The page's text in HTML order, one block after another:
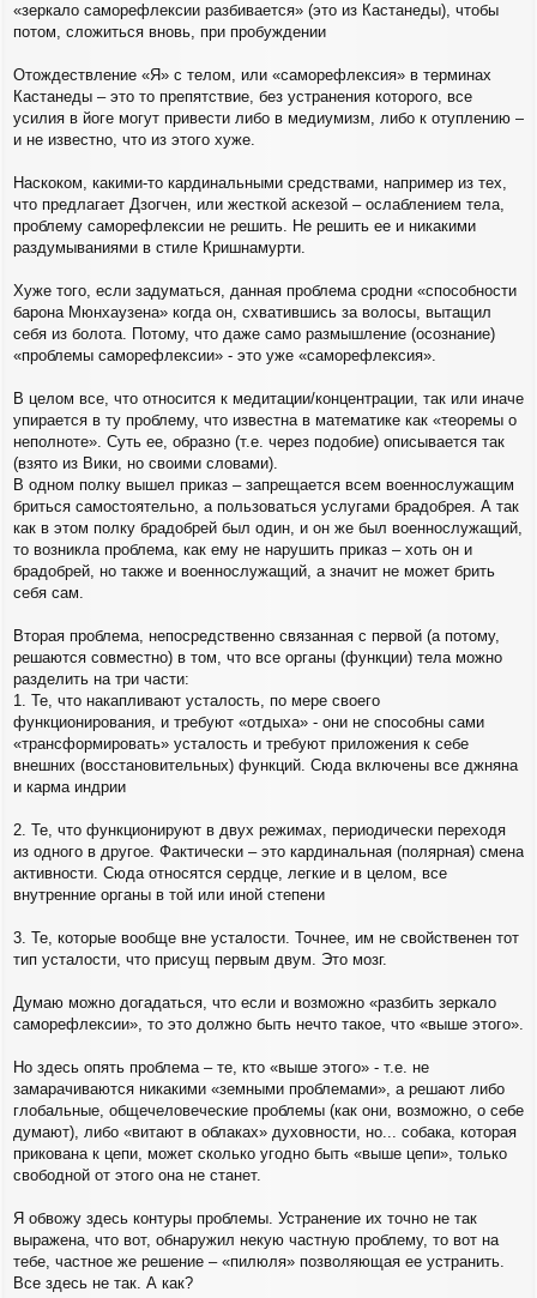
«зеркало саморефлексии разбивается» (это из Кастанеды), чтобы
потом, сложиться вновь, при пробуждении
Отождествление «Я» с телом, или «саморефлексия» в терминах
Кастанеды – это то препятствие, без устранения которого, все
усилия в йоге могут привести либо в медиумизм, либо к отуплению –
и не известно, что из этого хуже.
Наскоком, какими-то кардинальными средствами, например из тех,
что предлагает Дзогчен, или жесткой аскезой – ослаблением тела,
проблему саморефлексии не решить. Не решить ее и никакими
раздумываниями в стиле Кришнамурти.
Хуже того, если задуматься, данная проблема сродни «способности
барона Мюнхаузена» когда он, схватившись за волосы, вытащил
себя из болота. Потому, что даже само размышление (осознание)
«проблемы саморефлексии» - это уже «саморефлексия».
В целом все, что относится к медитации/концентрации, так или иначе
упирается в ту проблему, что известна в математике как «теоремы о
неполноте». Суть ее, образно (т.е. через подобие) описывается так
(взято из Вики, но своими словами).
В одном полку вышел приказ – запрещается всем военнослужащим
бриться самостоятельно, а пользоваться услугами брадобрея. А так
как в этом полку брадобрей был один, и он же был военнослужащий,
то возникла проблема, как ему не нарушить приказ – хоть он и
брадобрей, но также и военнослужащий, а значит не может брить
себя сам.
Вторая проблема, непосредственно связанная с первой (а потому,
решаются совместно) в том, что все органы (функции) тела можно
разделить на три части:
1. Те, что накапливают усталость, по мере своего
функционирования, и требуют «отдыха» - они не способны сами
«трансформировать» усталость и требуют приложения к себе
внешних (восстановительных) функций. Сюда включены все джняна
и карма индрии
2. Те, что функционируют в двух режимах, периодически переходя
из одного в другое. Фактически – это кардинальная (полярная) смена
активности. Сюда относятся сердце, легкие и в целом, все
внутренние органы в той или иной степени
3. Те, которые вообще вне усталости. Точнее, им не свойственен тот
тип усталости, что присущ первым двум. Это мозг.
Думаю можно догадаться, что если и возможно «разбить зеркало
саморефлексии», то это должно быть нечто такое, что «выше этого».
Но здесь опять проблема – те, кто «выше этого» - т.е. не
замарачиваются никакими «земными проблемами», а решают либо
глобальные, общечеловеческие проблемы (как они, возможно, о себе
думают), либо «витают в облаках» духовности, но... собака, которая
прикована к цепи, может сколько угодно быть «выше цепи», только
свободной от этого она не станет.
Я обвожу здесь контуры проблемы. Устранение их точно не так
выражена, что вот, обнаружил некую частную проблему, то вот на
тебе, частное же решение – «пилюля» позволяющая ее устранить.
Все здесь не так. А как?